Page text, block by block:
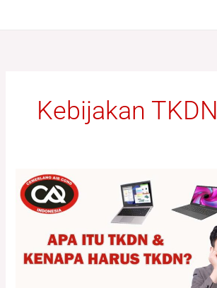
Kebijakan TKDN
Apa
Itu
TKDN
Kenapa
Harus